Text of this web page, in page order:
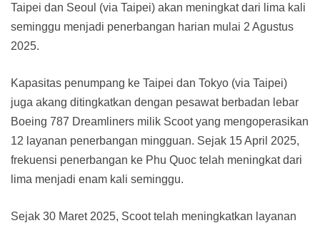
Taipei dan Seoul (via Taipei) akan meningkat dari lima kali
seminggu menjadi penerbangan harian mulai 2 Agustus
2025.
Kapasitas penumpang ke Taipei dan Tokyo (via Taipei)
juga akang ditingkatkan dengan pesawat berbadan lebar
Boeing 787 Dreamliners milik Scoot yang mengoperasikan
12 layanan penerbangan mingguan. Sejak 15 April 2025,
frekuensi penerbangan ke Phu Quoc telah meningkat dari
lima menjadi enam kali seminggu.
Sejak 30 Maret 2025, Scoot telah meningkatkan layanan